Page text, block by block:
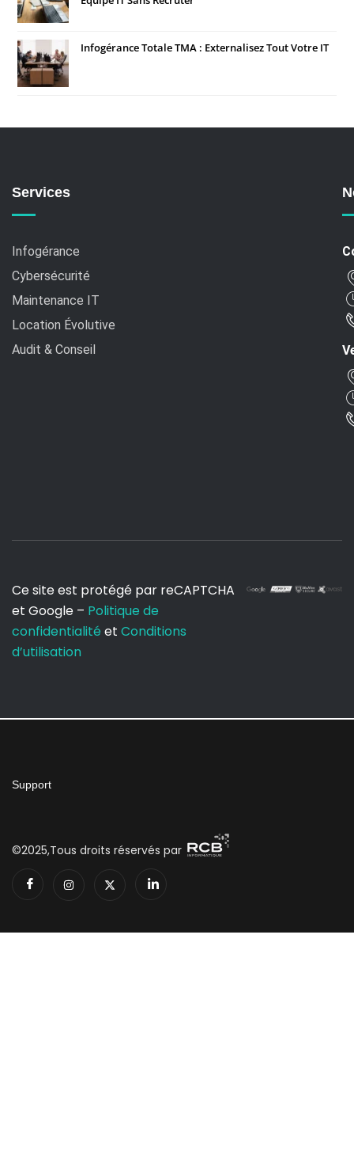
Infogérance Totale TMA : Externalisez Tout Votre IT
Services
Infogérance
Cybersécurité
Maintenance IT
Location Évolutive
Audit & Conseil
Ce site est protégé par reCAPTCHA
et Google – Politique de
confidentialité et Conditions
d’utilisation
Support
©2025,Tous droits réservés par